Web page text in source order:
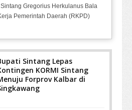
Gregorius Herkulanus Bala
Pemerintah Daerah (RKPD)
Sintang Lepas
KORMI Sintang
Forprov Kalbar di